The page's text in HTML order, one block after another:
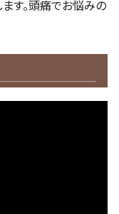
す。頭痛でお悩みの